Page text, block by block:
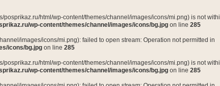
html/wp-content/themes/channel/images/icons/mi.png) is not
wp-content/themes/channel/images/icons/bg.jpg on line 285
images/icons/mi.png): failed to open stream: Operation not permitted in
icons/bg.jpg on line 285
html/wp-content/themes/channel/images/icons/mi.png) is not
wp-content/themes/channel/images/icons/bg.jpg on line 285